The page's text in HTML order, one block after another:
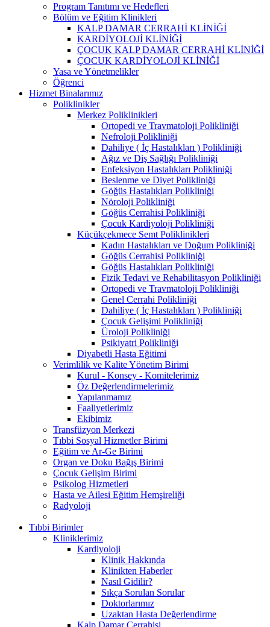
Program Tanıtımı ve Hedefleri
Bölüm ve Eğitim Klinikleri
KALP DAMAR CERRAHİ KLİNİĞİ
KARDİYOLOJİ KLİNİĞİ
ÇOCUK KALP DAMAR CERRAHİ KLİNİĞİ
ÇOCUK KARDİYOLOJİ KLİNİĞİ
Yasa ve Yönetmelikler
Öğrenci
Hizmet Binalarımız
Poliklinikler
Merkez Poliklinikleri
Ortopedi ve Travmatoloji Polikliniği
Nefroloji Polikliniği
Dahiliye ( İç Hastalıkları ) Polikliniği
Ağız ve Diş Sağlığı Polikliniği
Enfeksiyon Hastalıkları Polikliniği
Beslenme ve Diyet Polikliniği
Göğüs Hastalıkları Polikliniği
Nöroloji Polikliniği
Göğüs Cerrahisi Polikliniği
Çocuk Kardiyoloji Polikliniği
Küçükçekmece Semt Poliklinikleri
Kadın Hastalıkları ve Doğum Polikliniği
Göğüs Cerrahisi Polikliniği
Göğüs Hastalıkları Polikliniği
Fizik Tedavi ve Rehabilitasyon Polikliniği
Ortopedi ve Travmatoloji Polikliniği
Genel Cerrahi Polikliniği
Dahiliye ( İç Hastalıkları ) Polikliniği
Çocuk Gelişimi Polikliniği
Üroloji Polikliniği
Psikiyatri Polikliniği
Diyabetli Hasta Eğitimi
Verimlilik ve Kalite Yönetim Birimi
Kurul - Konsey - Komitelerimiz
Öz Değerlendirmelerimiz
Yapılanmamız
Faaliyetlerimiz
Ekibimiz
Transfüzyon Merkezi
Tıbbi Sosyal Hizmetler Birimi
Eğitim ve Ar-Ge Birimi
Organ ve Doku Bağış Birimi
Çocuk Gelişim Birimi
Psikolog Hizmetleri
Hasta ve Ailesi Eğitim Hemşireliği
Radyoloji
Tıbbi Birimler
Kliniklerimiz
Kardiyoloji
Klinik Hakkında
Klinikten Haberler
Nasıl Gidilir?
Sıkça Sorulan Sorular
Doktorlarımız
Uzaktan Hasta Değerlendirme
Kalp Damar Cerrahisi